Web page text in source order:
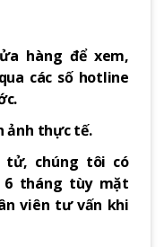
hàng để xem,
các số hotline
ảnh thực tế.
tử, chúng tôi có
6 tháng tùy mặt
viên tư vấn khi